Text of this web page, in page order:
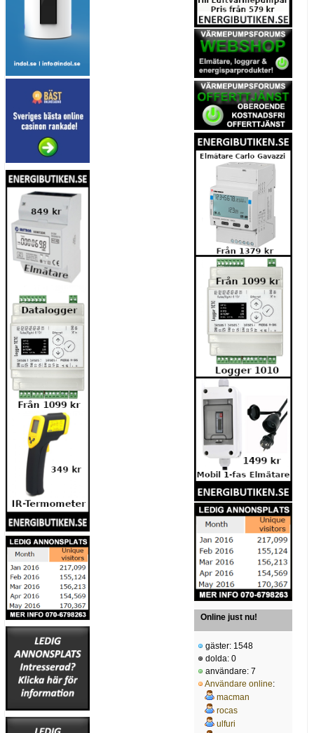
Online just nu!
gäster: 1548
dolda: 0
användare: 7
Användare online:
macman
rocas
ulfuri